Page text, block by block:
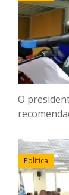
O
Politica